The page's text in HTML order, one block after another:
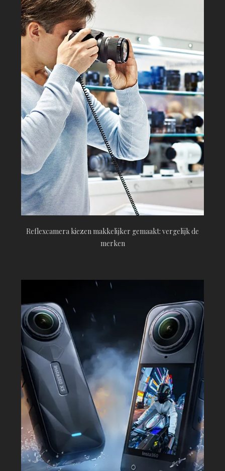
Reflexcamera kiezen makkelijker gemaakt: vergelijk de
merken